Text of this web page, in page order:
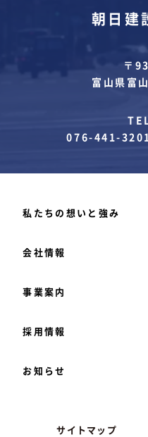
朝日建
〒
富山県富
076-441-3201
私たちの想いと強み
会社情報
事業案内
採用情報
お知らせ
サイトマップ